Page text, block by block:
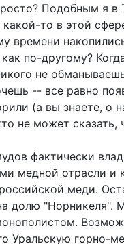
Подобным я в
какой-то в этой
времени
по-другому?
не
-- все равно
(а вы знаете, о
не может сказать,
фактически
медной отрасли и
меди.
долю "Норникеля".
Уральскую горно-